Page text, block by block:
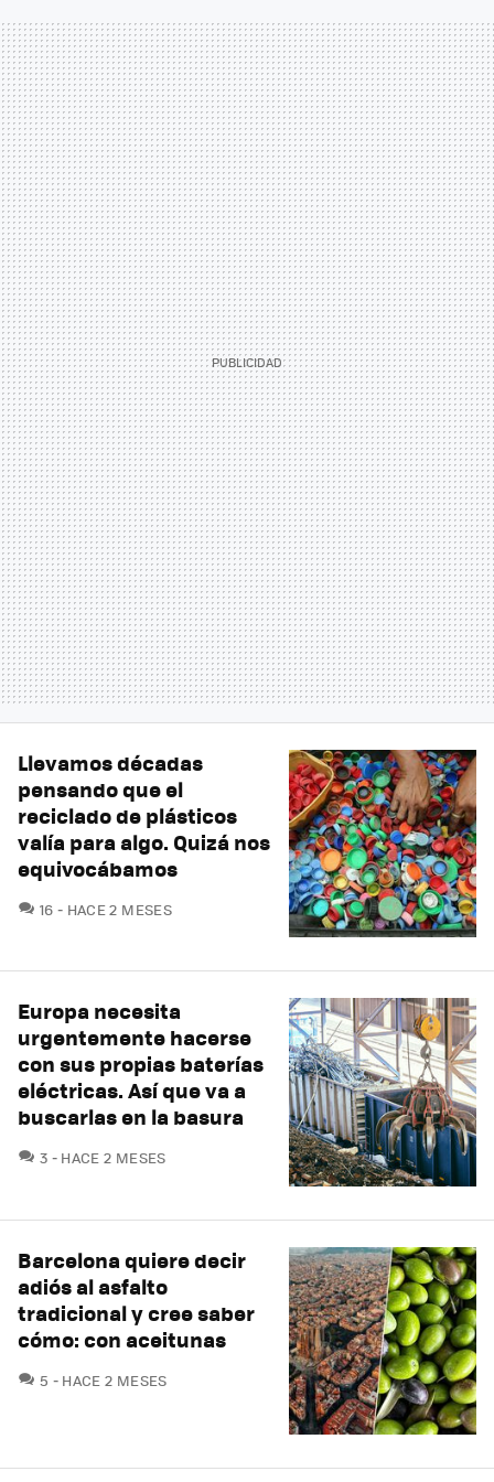
Llevamos décadas
pensando que el
reciclado de plásticos
valía para algo. Quizá nos
equivocábamos
16 COMENTARIOS
HACE 2 MESES
Europa necesita
urgentemente hacerse
con sus propias baterías
eléctricas. Así que va a
buscarlas en la basura
3 COMENTARIOS
HACE 2 MESES
Barcelona quiere decir
adiós al asfalto
tradicional y cree saber
cómo: con aceitunas
5 COMENTARIOS
HACE 2 MESES